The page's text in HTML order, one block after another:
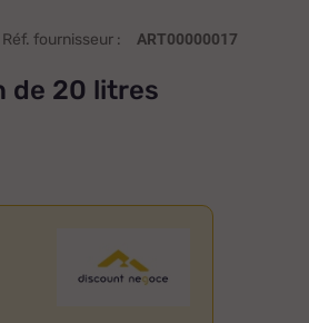
Réf. fournisseur : ART00000017
de 20 litres